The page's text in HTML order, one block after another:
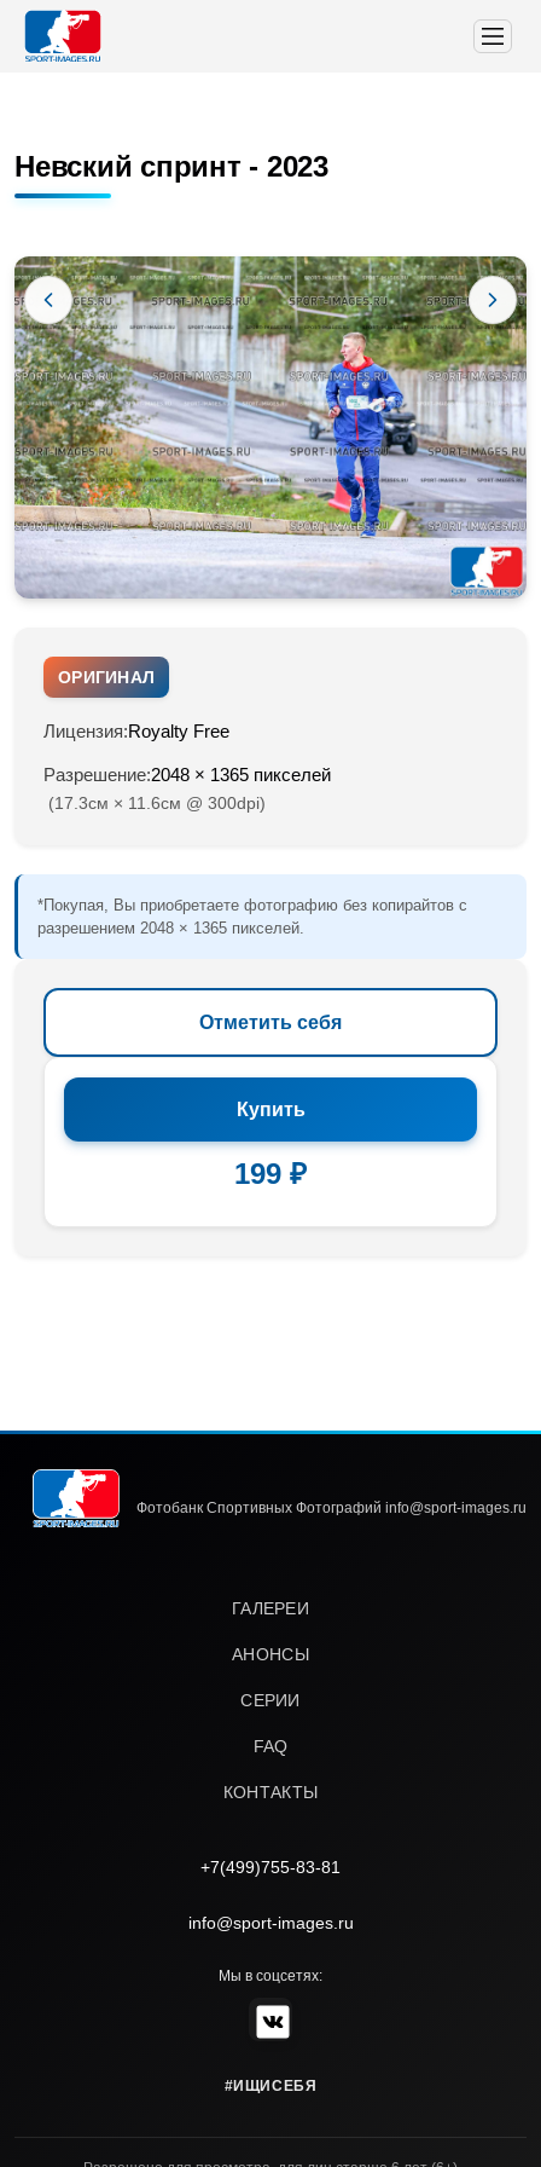
Невский спринт - 2023
ОРИГИНАЛ
Лицензия:Royalty Free
Разрешение:2048 × 1365 пикселей
(17.3см × 11.6см @ 300dpi)
*Покупая, Вы приобретаете фотографию без копирайтов с
разрешением 2048 × 1365 пикселей.
Отметить себя
Купить
199 ₽
Фотобанк Спортивных Фотографий info@sport-images.ru
ГАЛЕРЕИ
АНОНСЫ
СЕРИИ
FAQ
КОНТАКТЫ
+7(499)755-83-81
info@sport-images.ru
Мы в соцсетях:
#ИЩИСЕБЯ